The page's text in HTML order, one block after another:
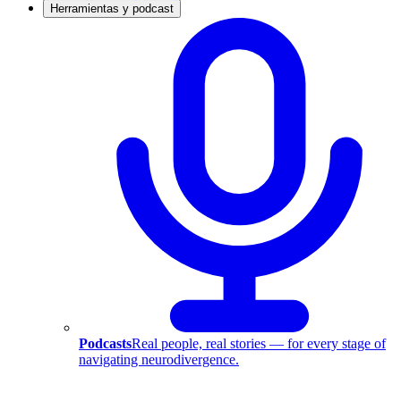
Herramientas y podcast
PodcastsReal people, real stories — for every stage of
navigating neurodivergence.